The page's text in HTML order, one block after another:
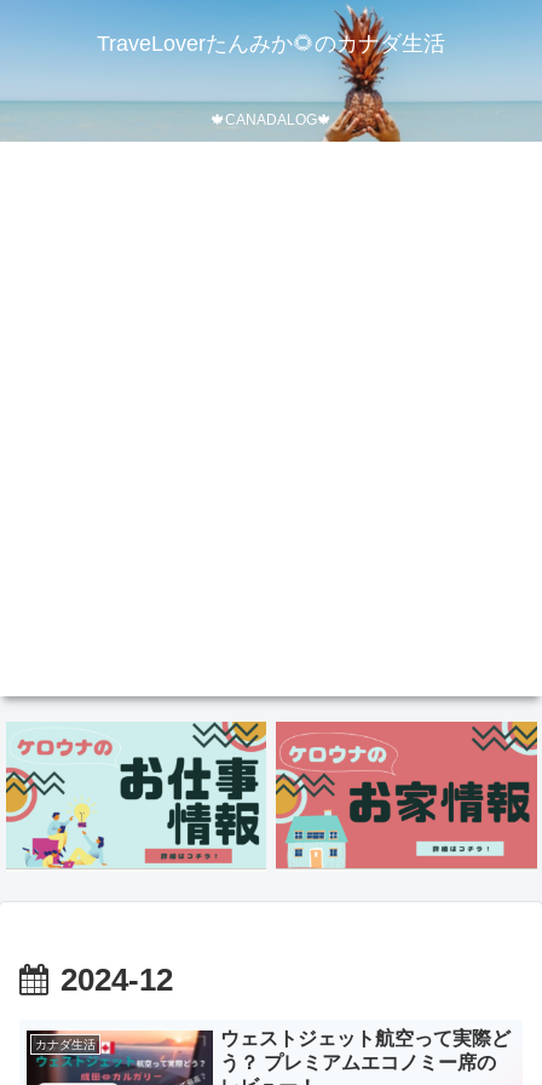
TraveLoverたんみか🌻のカナダ生活
🍁CANADALOG🍁
2024-12
カナダ生活
ウェストジェット航空って実際ど
う？ プレミアムエコノミー席の